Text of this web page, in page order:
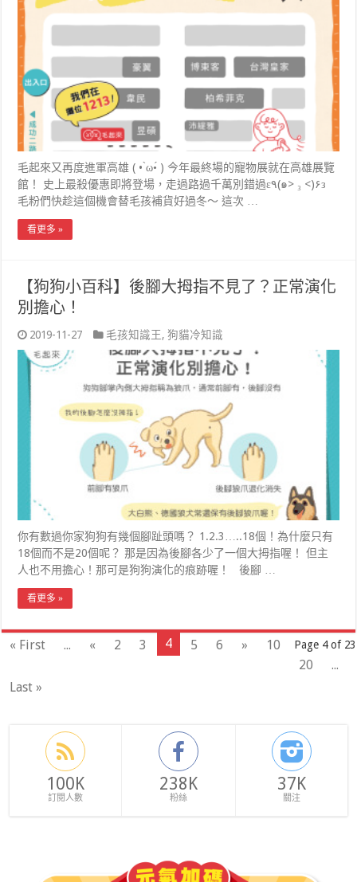
毛起來又再度進軍高雄 ( • ̀ω•́ ) 今年最終場的寵物展就在高雄展覽
館！ 史上最殺優惠即將登場，走過路過千萬別錯過ε٩(๑> ₃ <)۶з
毛粉們快趁這個機會替毛孩補貨好過冬～ 這次 …
看更多 »
【狗狗小百科】後腳大拇指不見了？正常演化
別擔心！
2019-11-27 毛孩知識王,狗貓冷知識
你有數過你家狗狗有幾個腳趾頭嗎？ 1.2.3…..18個！為什麼只有
18個而不是20個呢？ 那是因為後腳各少了一個大拇指喔！ 但主
人也不用擔心！那可是狗狗演化的痕跡喔！ 後腳 …
看更多 »
Page 4 of 23
« First ... « 2 3 4 5 6 »
10
20
...
Last »
100K
訂閱人數
238K
粉絲
37K
關注